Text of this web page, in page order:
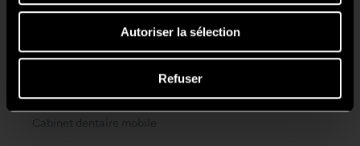
Autoriser la sélection
Refuser
Produits